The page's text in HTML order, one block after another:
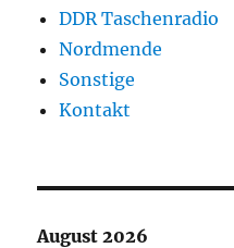
DDR Taschenradio
Nordmende
Sonstige
Kontakt
August 2026